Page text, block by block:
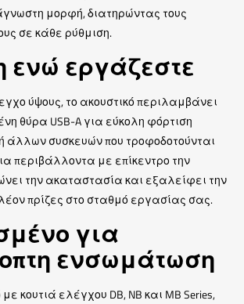
μορφή, διατηρώντας τους
σε κάθε ρύθμιση.
ενώ εργάζεστε
ύψους, το ακουστικό περιλαμβάνει
θύρα USB-A για εύκολη φόρτιση
ή άλλων συσκευών που τροφοδοτούνται
περιβάλλοντα με επίκεντρο την
την ακαταστασία και εξαλείφει την
πρίζες στο σταθμό εργασίας σας.
για
ενσωμάτωση
κουτιά ελέγχου DB, NB και MB Series,